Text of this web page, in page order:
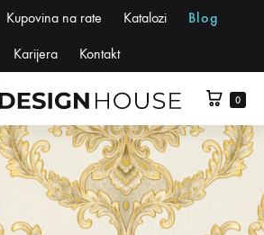
Kupovina na rate Katalozi Blog
Karijera Kontakt
0